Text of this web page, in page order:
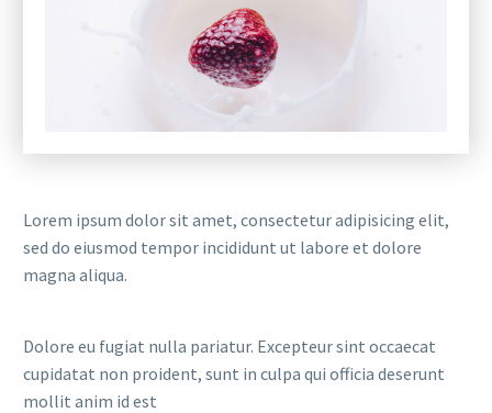
Lorem ipsum dolor sit amet, consectetur adipisicing elit,
sed do eiusmod tempor incididunt ut labore et dolore
magna aliqua.
Dolore eu fugiat nulla pariatur. Excepteur sint occaecat
cupidatat non proident, sunt in culpa qui officia deserunt
mollit anim id est